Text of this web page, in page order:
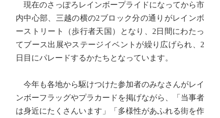
現在のさっぽろレインボープライドになってから市
内中心部、三越の横の2ブロック分の通りがレインボ
ーストリート（歩行者天国）となり、2日間にわたっ
てブース出展やステージイベントが繰り広げられ、2
日目にパレードするかたちとなっています。
今年も各地から駆けつけた参加者のみなさんがレイ
ンボーフラッグやプラカードを掲げながら、「当事者
は身近にたくさんいます」「多様性があふれる街を作